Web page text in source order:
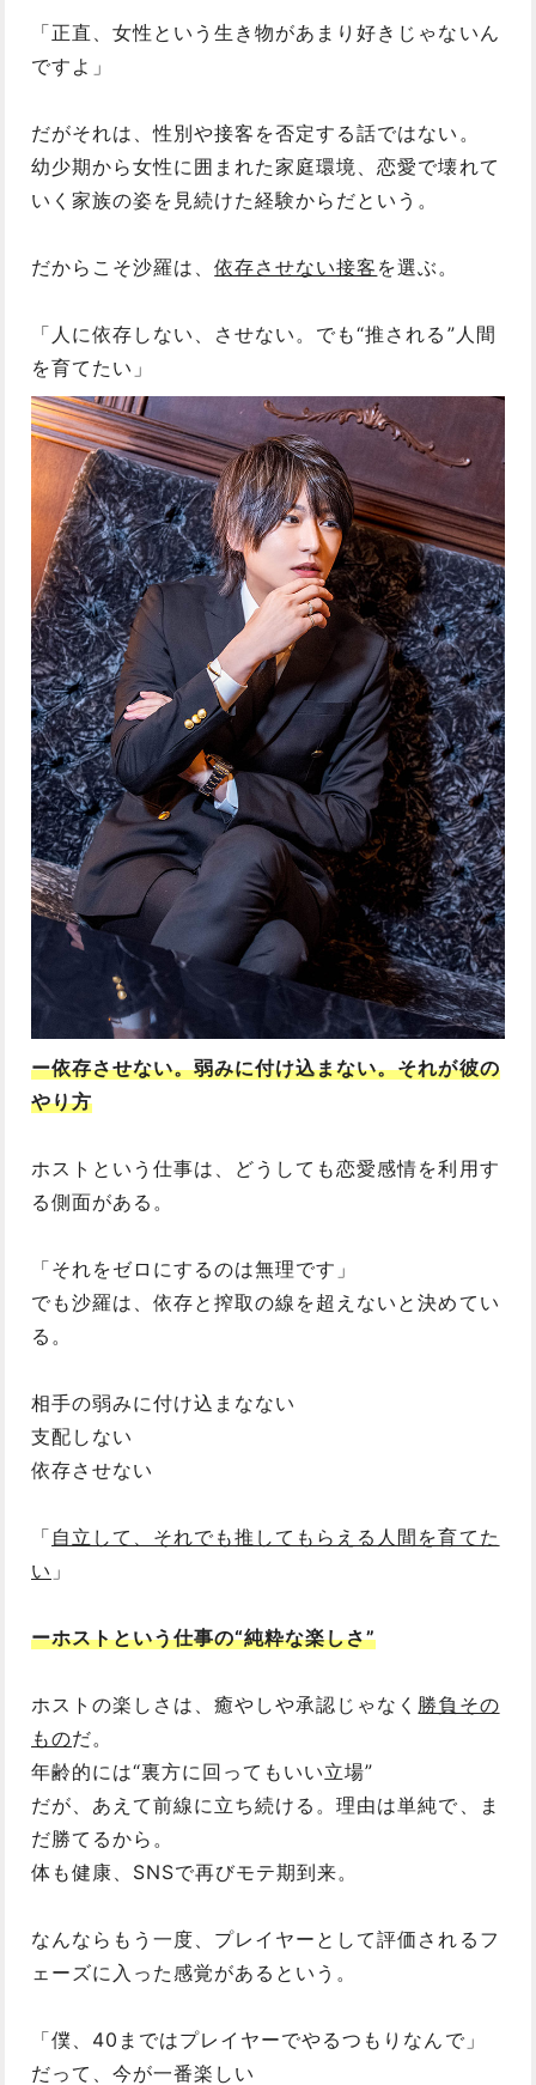
「正直、女性という生き物があまり好きじゃないん
ですよ」
だがそれは、性別や接客を否定する話ではない。
幼少期から女性に囲まれた家庭環境、恋愛で壊れて
いく家族の姿を見続けた経験からだという。
だからこそ沙羅は、依存させない接客 を選ぶ。
「人に依存しない、させない。でも“推される”人間
を育てたい」
ー依存させない。弱みに付け込まない。それが彼の
やり方
ホストという仕事は、どうしても恋愛感情を利用す
る側面がある。
「それをゼロにするのは無理です」
でも沙羅は、依存と搾取の線を超えないと決めてい
る。
相手の弱みに付け込まなない
支配しない
依存させない
「 自立して、それでも推してもらえる人間を育てた
い 」
ーホストという仕事の“純粋な楽しさ”
ホストの楽しさは、癒やしや承認じゃなく 勝負その
ものだ。
年齢的には“裏方に回ってもいい立場”
だが、あえて前線に立ち続ける。理由は単純で、ま
だ勝てるから。
体も健康、SNSで再びモテ期到来。
なんならもう一度、プレイヤーとして評価されるフ
ェーズに入った感覚があるという。
「僕、40まではプレイヤーでやるつもりなんで」
だって、今が一番楽しい